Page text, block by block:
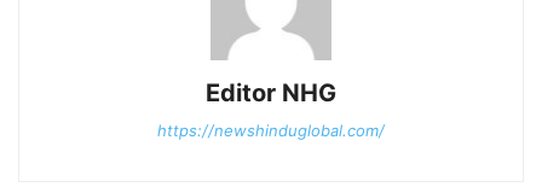
Editor NHG
https://newshinduglobal.com/